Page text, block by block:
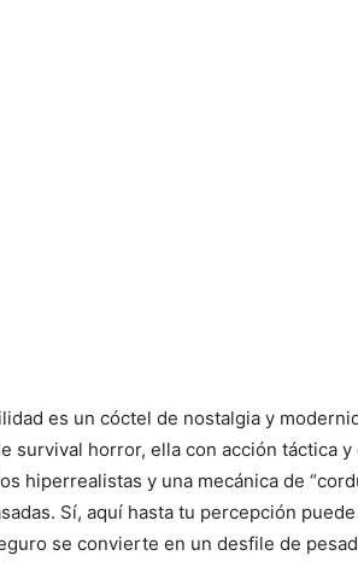
es un cóctel de nostalgia y
survival horror, ella con acción táctica
hiperrealistas y una mecánica de
Sí, aquí hasta tu percepción
se convierte en un desfile de